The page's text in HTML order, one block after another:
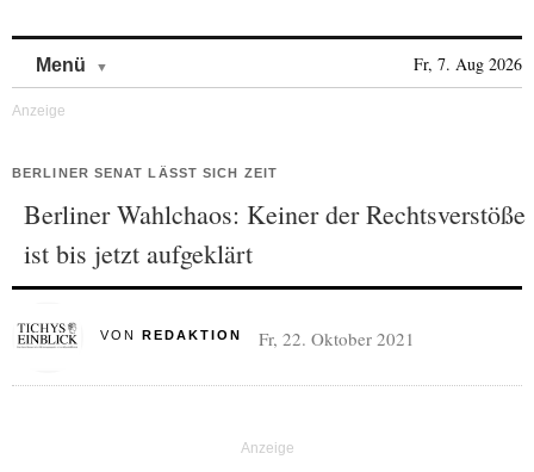
Menü Fr, 7. Aug 2026
BERLINER SENAT LÄSST SICH ZEIT
Berliner Wahlchaos: Keiner der Rechtsverstöße
ist bis jetzt aufgeklärt
VON REDAKTION Fr, 22. Oktober 2021